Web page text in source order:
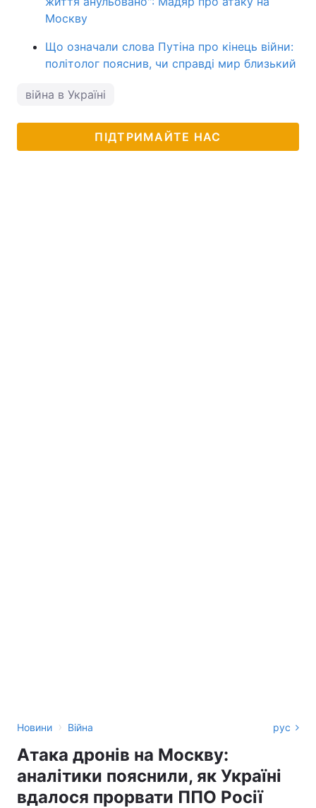
Москву
Що означали слова Путіна про кінець війни:
політолог пояснив, чи справді мир близький
війна в Україні
ПІДТРИМАЙТЕ НАС
Новини › Війна рус
Атака дронів на Москву:
аналітики пояснили, як Україні
вдалося прорвати ППО Росії